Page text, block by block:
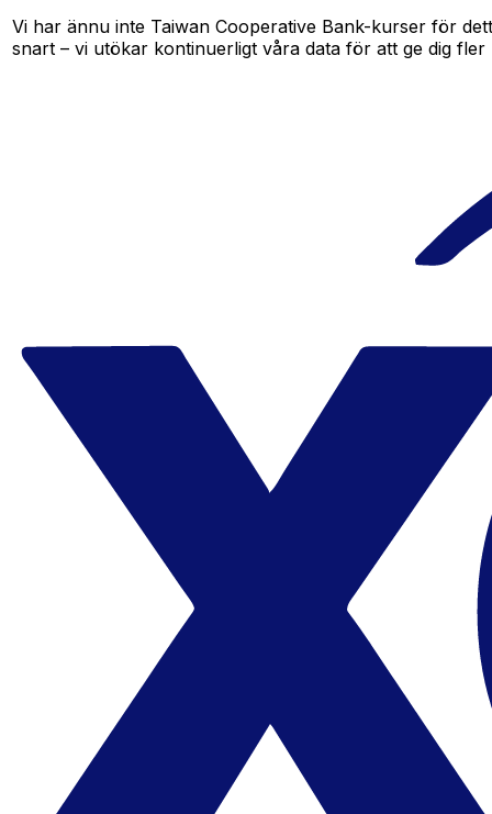
Vi har ännu inte Taiwan Cooperative Bank-kurser för
snart – vi utökar kontinuerligt våra data för att ge dig fler